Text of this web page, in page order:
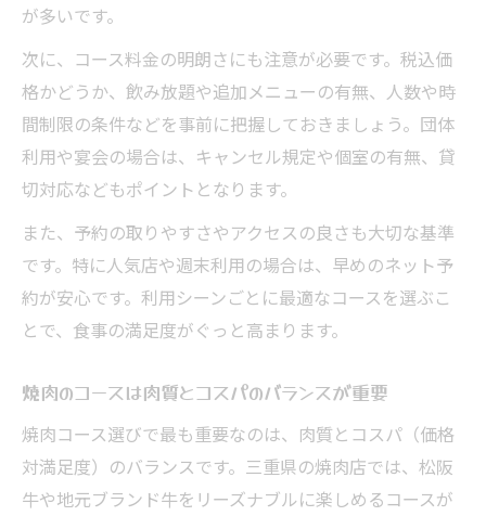
話題の焼肉コースで三重の肉料理を満喫
焼肉きんぐ松阪フェアの魅力を深掘り
三重で人気の焼肉コース体験レポート
焼肉コースで味わう三重の肉の美味しさ
イベント時に注目の三重焼肉コース特集
が多いです。
次に、コース料金の明朗さにも注意が必要です。税込価
格かどうか、飲み放題や追加メニューの有無、人数や時
間制限の条件などを事前に把握しておきましょう。団体
利用や宴会の場合は、キャンセル規定や個室の有無、貸
切対応などもポイントとなります。
また、予約の取りやすさやアクセスの良さも大切な基準
です。特に人気店や週末利用の場合は、早めのネット予
約が安心です。利用シーンごとに最適なコースを選ぶこ
とで、食事の満足度がぐっと高まります。
焼肉のコースは肉質とコスパのバランスが重要
焼肉コース選びで最も重要なのは、肉質とコスパ（価格
対満足度）のバランスです。三重県の焼肉店では、松阪
牛や地元ブランド牛をリーズナブルに楽しめるコースが